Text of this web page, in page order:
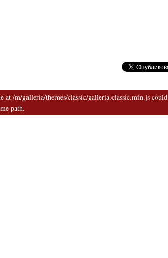
at /m/galleria/themes/classic/galleria.classic.min.js could
path.